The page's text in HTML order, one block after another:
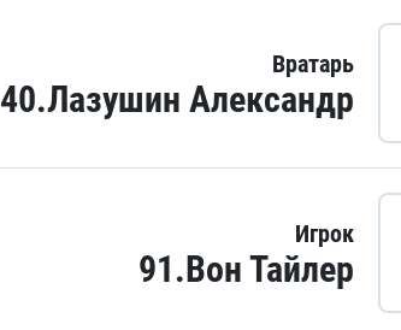
Вратарь
40.Лазушин Александр
Игрок
91.Вон Тайлер